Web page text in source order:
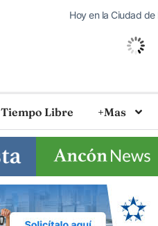
Hoy en la Ciudad de
Cielo
Tiempo Libre +Mas